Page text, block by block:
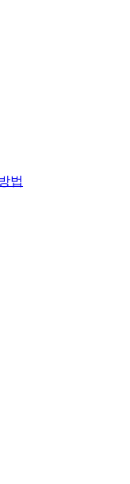
법